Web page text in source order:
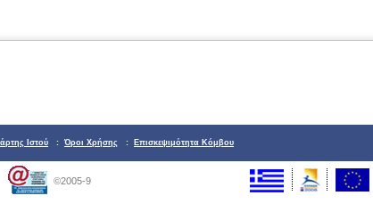
Ιστού : Όροι Χρήσης : Επισκεψιμότητα Κόμβου
©2005-9